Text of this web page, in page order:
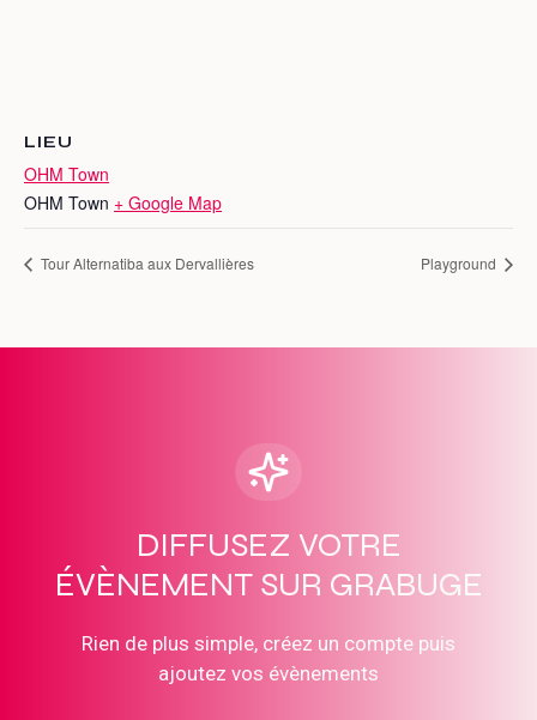
LIEU
OHM Town
OHM Town + Google Map
Tour Alternatiba aux Dervallières Playground
DIFFUSEZ VOTRE
ÉVÈNEMENT SUR GRABUGE
Rien de plus simple, créez un compte puis
ajoutez vos évènements